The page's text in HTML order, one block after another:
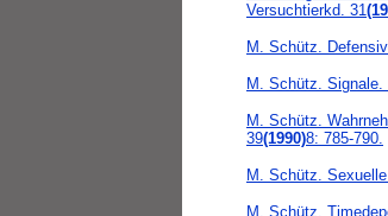
Versuchtierkd. 31
M. Schütz.
M. Schütz.
M. Schütz.
39(1990)8: 785-790.
M. Schütz.
M. Schütz.